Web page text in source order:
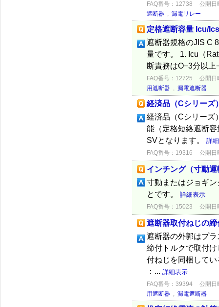
FAQ番号：12738
公開日
遮断器 , 漏電リレー
定格遮断容量 Icu/Ics
遮断器規格のJIS C
量です。 1. Icu（
断責務はO−3分以
FAQ番号：12725
公開日
用遮断器 , 漏電遮断器
経済品（Cシリーズ
経済品（Cシリーズ
能（定格短絡遮断
SVとなります。 詳
FAQ番号：19316 公開日
インチング（寸動
寸動またはジョギ
とです。 詳細表示
FAQ番号：15023 公開日
遮断器取付ねじの締
遮断器の外郭はプ
締付トルクで取付
付ねじを同梱して
：... 詳細表示
FAQ番号：39394
公開日
用遮断器 , 漏電遮断器